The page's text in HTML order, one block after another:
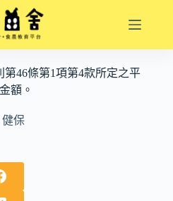
46條第1項第4款所定之平
額。
健保